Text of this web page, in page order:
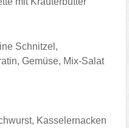
Schnitzel,
Gemüse, Mix-Salat
Kasselernacken